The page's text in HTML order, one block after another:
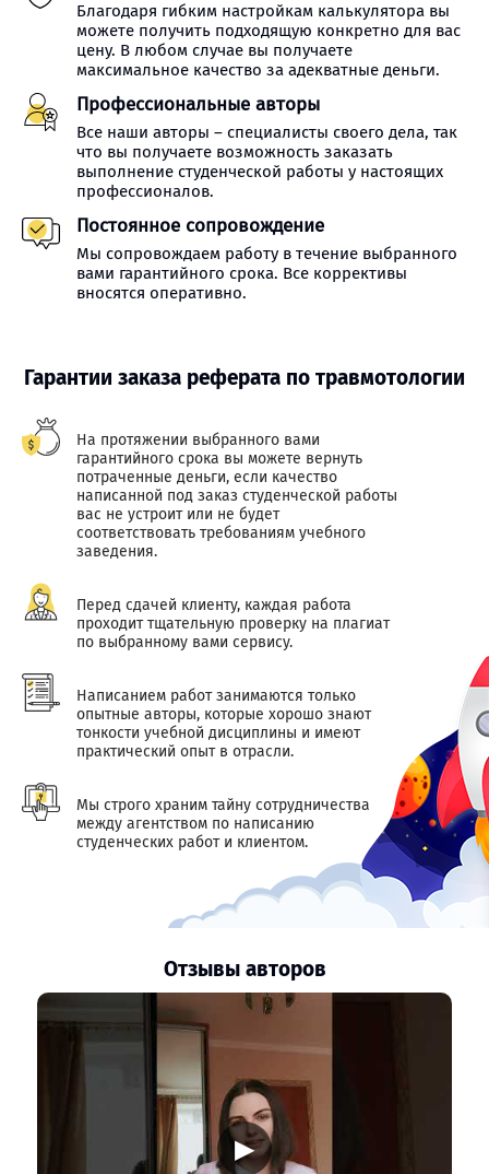
Благодаря гибким настройкам калькулятора вы
можете получить подходящую конкретно для вас
цену. В любом случае вы получаете
максимальное качество за адекватные деньги.
Профессиональные авторы
Все наши авторы – специалисты своего дела, так
что вы получаете возможность заказать
выполнение студенческой работы у настоящих
профессионалов.
Постоянное сопровождение
Мы сопровождаем работу в течение выбранного
вами гарантийного срока. Все коррективы
вносятся оперативно.
Гарантии заказа реферата по травмотологии
На протяжении выбранного вами
гарантийного срока вы можете вернуть
потраченные деньги, если качество
написанной под заказ студенческой работы
вас не устроит или не будет
соответствовать требованиям учебного
заведения.
Перед сдачей клиенту, каждая работа
проходит тщательную проверку на плагиат
по выбранному вами сервису.
Написанием работ занимаются только
опытные авторы, которые хорошо знают
тонкости учебной дисциплины и имеют
практический опыт в отрасли.
Мы строго храним тайну сотрудничества
между агентством по написанию
студенческих работ и клиентом.
Отзывы авторов
▶